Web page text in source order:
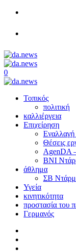
0
Τοπικός
πολιτική
καλλιέργεια
Επιχείρηση
Εναλλαγή
Θέσεις
AgenDA
BNI
άθλημα
ΣΒ
Υγεία
κινητικότητα
προστασία του
Γερμανός